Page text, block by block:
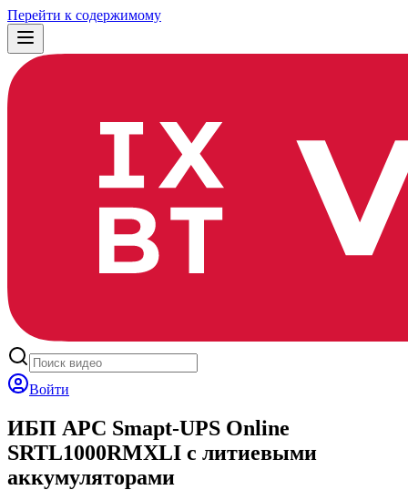
Перейти к содержимому
Войти
ИБП APC Smapt-UPS Online
SRTL1000RMXLI с литиевыми
аккумуляторами